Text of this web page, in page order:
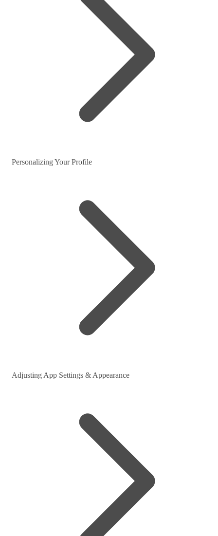
Personalizing Your Profile
Adjusting App Settings & Appearance